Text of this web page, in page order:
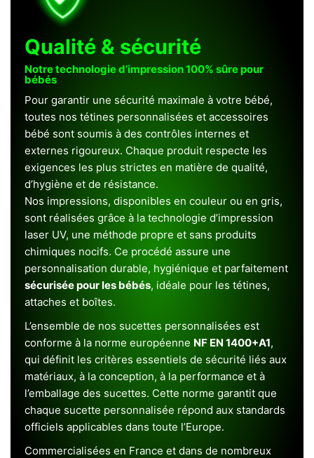
Qualité & sécurité
Notre technologie d’impression 100% sûre pour
bébés
Pour garantir une sécurité maximale à votre bébé,
toutes nos tétines personnalisées et accessoires
bébé sont soumis à des contrôles internes et
externes rigoureux. Chaque produit respecte les
exigences les plus strictes en matière de qualité,
d’hygiène et de résistance.
Nos impressions, disponibles en couleur ou en gris,
sont réalisées grâce à la technologie d’impression
laser UV, une méthode propre et sans produits
chimiques nocifs. Ce procédé assure une
personnalisation durable, hygiénique et parfaitement
sécurisée pour les bébés, idéale pour les tétines,
attaches et boîtes.
L’ensemble de nos sucettes personnalisées est
conforme à la norme européenne NF EN 1400+A1,
qui définit les critères essentiels de sécurité liés aux
matériaux, à la conception, à la performance et à
l’emballage des sucettes. Cette norme garantit que
chaque sucette personnalisée répond aux standards
officiels applicables dans toute l’Europe.
Commercialisées en France et dans de nombreux